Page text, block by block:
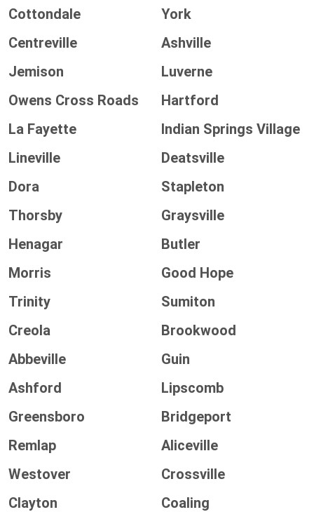
Cottondale
York
Centreville
Ashville
Jemison
Luverne
Owens Cross Roads
Hartford
La Fayette
Indian Springs Village
Lineville
Deatsville
Dora
Stapleton
Thorsby
Graysville
Henagar
Butler
Morris
Good Hope
Trinity
Sumiton
Creola
Brookwood
Abbeville
Guin
Ashford
Lipscomb
Greensboro
Bridgeport
Remlap
Aliceville
Westover
Crossville
Clayton
Coaling